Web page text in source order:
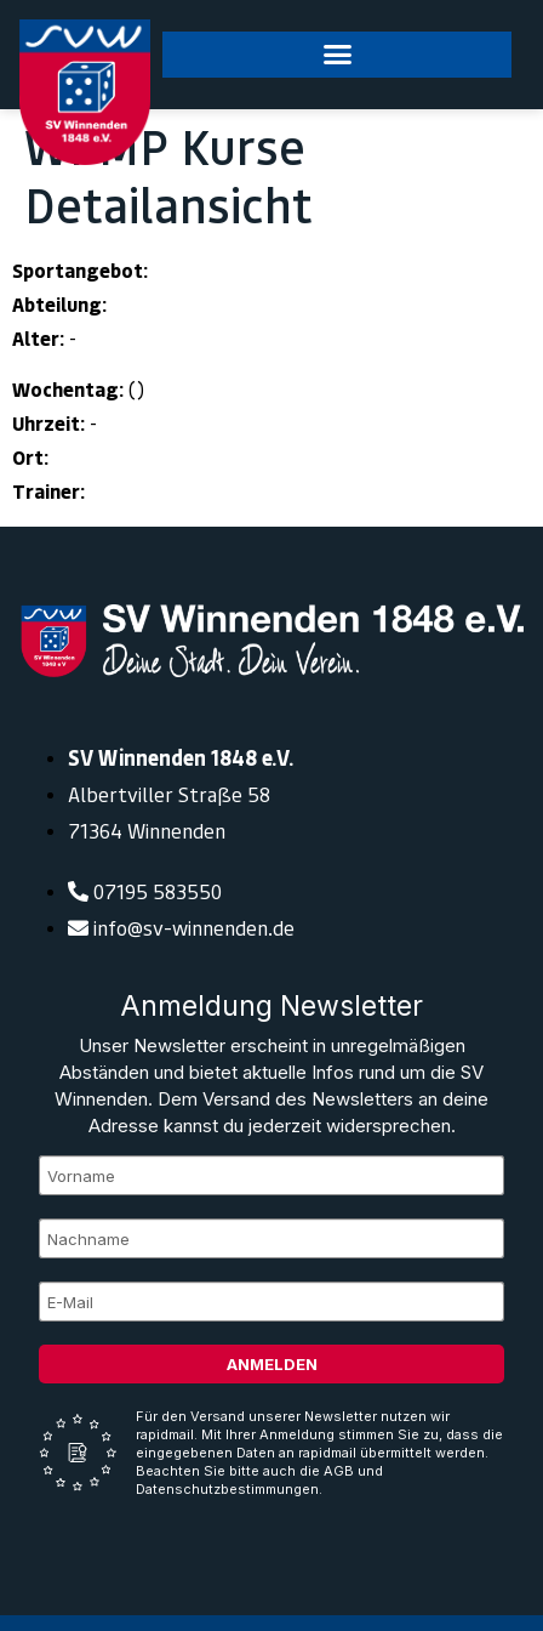
springen
WPMP Kurse
Detailansicht
Sportangebot:
Abteilung:
Alter: -
Wochentag: ()
Uhrzeit: -
Ort:
Trainer:
SV Winnenden 1848 e.V.
Albertviller Straße 58
71364 Winnenden
07195 583550
info@sv-winnenden.de
Anmeldung Newsletter
Unser Newsletter erscheint in unregelmäßigen
Abständen und bietet aktuelle Infos rund um die SV
Winnenden. Dem Versand des Newsletters an deine
Adresse kannst du jederzeit widersprechen.
ANMELDEN
Für den Versand unserer Newsletter nutzen wir
rapidmail. Mit Ihrer Anmeldung stimmen Sie zu, dass die
eingegebenen Daten an rapidmail übermittelt werden.
Beachten Sie bitte auch die AGB und
Datenschutzbestimmungen.